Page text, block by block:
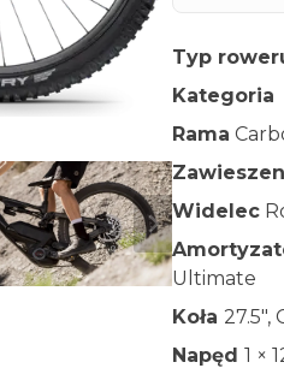
Typ
Kategoria
Rama
Widelec
Ultimate
Koła 27.5″,
Napęd 1 ×